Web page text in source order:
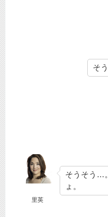
そ
里英
そうそう…
ょ。